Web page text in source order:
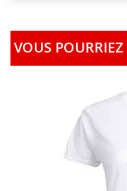
VOUS